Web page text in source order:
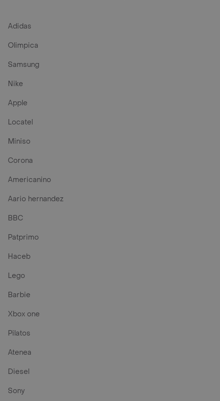
Adidas
Olimpica
Samsung
Nike
Apple
Locatel
Miniso
Corona
Americanino
Aario hernandez
BBC
Patprimo
Haceb
Lego
Barbie
Xbox one
Pilatos
Atenea
Diesel
Sony